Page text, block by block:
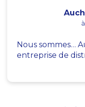
Nous sommes…
entreprise de